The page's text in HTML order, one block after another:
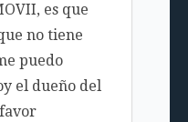
es que
no tiene
puedo
el dueño del